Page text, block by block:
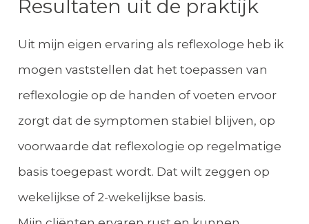
Resultaten uit de praktijk
Uit mijn eigen ervaring als reflexologe heb ik
mogen vaststellen dat het toepassen van
reflexologie op de handen of voeten ervoor
zorgt dat de symptomen stabiel blijven, op
voorwaarde dat reflexologie op regelmatige
basis toegepast wordt. Dat wilt zeggen op
wekelijkse of 2-wekelijkse basis.